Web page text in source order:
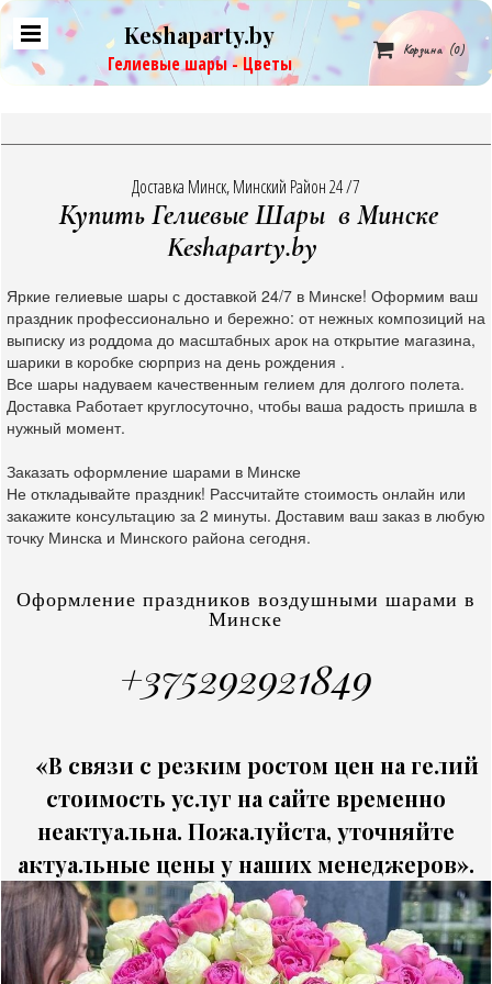
Keshaparty.by
Гелиевые шары - Цветы
 Корзина (0)
Доставка Минск, Минский Район 24 /7
Купить Гелиевые Шары в Минске
Keshaparty.by
Яркие гелиевые шары с доставкой 24/7 в Минске! Оформим ваш
праздник профессионально и бережно: от нежных композиций на
выписку из роддома до масштабных арок на открытие магазина,
шарики в коробке сюрприз на день рождения .
Все шары надуваем качественным гелием для долгого полета.
Доставка Работает круглосуточно, чтобы ваша радость пришла в
нужный момент.
Заказать оформление шарами в Минске
Не откладывайте праздник! Рассчитайте стоимость онлайн или
закажите консультацию за 2 минуты. Доставим ваш заказ в любую
точку Минска и Минского района сегодня.
Оформление праздников воздушными шарами в
Минске
+375292921849
«В связи с резким ростом цен на гелий
стоимость услуг на сайте временно
неактуальна. Пожалуйста, уточняйте
актуальные цены у наших менеджеров».